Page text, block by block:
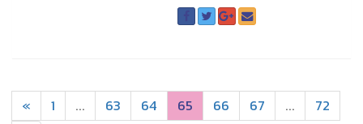
« 1 ... 63 64 65 66 67 ...
72